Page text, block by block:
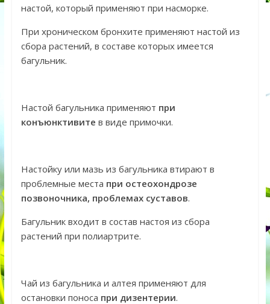
настой, который применяют при насморке.
При хроническом бронхите применяют настой из
сбора растений, в составе которых имеется
багульник.
Настой багульника применяют при
конъюнктивите в виде примочки.
Настойку или мазь из багульника втирают в
проблемные места при остеохондрозе
позвоночника, проблемах суставов.
Багульник входит в состав настоя из сбора
растений при полиартрите.
Чай из багульника и алтея применяют для
остановки поноса при дизентерии.